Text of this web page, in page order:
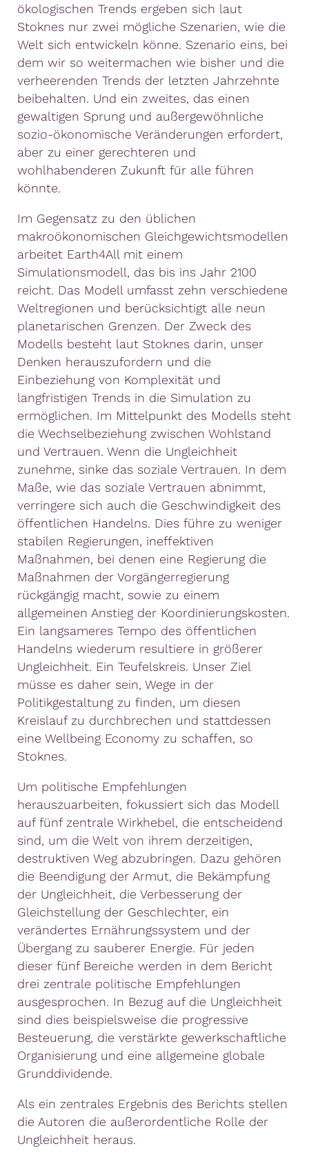
ökologischen Trends ergeben sich laut
Stoknes nur zwei mögliche Szenarien, wie die
Welt sich entwickeln könne. Szenario eins, bei
dem wir so weitermachen wie bisher und die
verheerenden Trends der letzten Jahrzehnte
beibehalten. Und ein zweites, das einen
gewaltigen Sprung und außergewöhnliche
sozio-ökonomische Veränderungen erfordert,
aber zu einer gerechteren und
wohlhabenderen Zukunft für alle führen
könnte.
Im Gegensatz zu den üblichen
makroökonomischen Gleichgewichtsmodellen
arbeitet Earth4All mit einem
Simulationsmodell, das bis ins Jahr 2100
reicht. Das Modell umfasst zehn verschiedene
Weltregionen und berücksichtigt alle neun
planetarischen Grenzen. Der Zweck des
Modells besteht laut Stoknes darin, unser
Denken herauszufordern und die
Einbeziehung von Komplexität und
langfristigen Trends in die Simulation zu
ermöglichen. Im Mittelpunkt des Modells steht
die Wechselbeziehung zwischen Wohlstand
und Vertrauen. Wenn die Ungleichheit
zunehme, sinke das soziale Vertrauen. In dem
Maße, wie das soziale Vertrauen abnimmt,
verringere sich auch die Geschwindigkeit des
öffentlichen Handelns. Dies führe zu weniger
stabilen Regierungen, ineffektiven
Maßnahmen, bei denen eine Regierung die
Maßnahmen der Vorgängerregierung
rückgängig macht, sowie zu einem
allgemeinen Anstieg der Koordinierungskosten.
Ein langsameres Tempo des öffentlichen
Handelns wiederum resultiere in größerer
Ungleichheit. Ein Teufelskreis. Unser Ziel
müsse es daher sein, Wege in der
Politikgestaltung zu finden, um diesen
Kreislauf zu durchbrechen und stattdessen
eine Wellbeing Economy zu schaffen, so
Stoknes.
Um politische Empfehlungen
herauszuarbeiten, fokussiert sich das Modell
auf fünf zentrale Wirkhebel, die entscheidend
sind, um die Welt von ihrem derzeitigen,
destruktiven Weg abzubringen. Dazu gehören
die Beendigung der Armut, die Bekämpfung
der Ungleichheit, die Verbesserung der
Gleichstellung der Geschlechter, ein
verändertes Ernährungssystem und der
Übergang zu sauberer Energie. Für jeden
dieser fünf Bereiche werden in dem Bericht
drei zentrale politische Empfehlungen
ausgesprochen. In Bezug auf die Ungleichheit
sind dies beispielsweise die progressive
Besteuerung, die verstärkte gewerkschaftliche
Organisierung und eine allgemeine globale
Grunddividende.
Als ein zentrales Ergebnis des Berichts stellen
die Autoren die außerordentliche Rolle der
Ungleichheit heraus.